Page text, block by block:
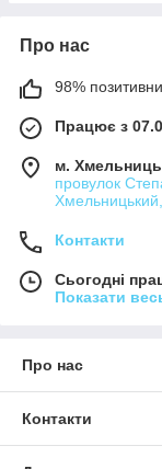
Про нас
98%
Працює з
м.
провулок
Контакти
Сьогодні
Показати
Про нас
Контакти